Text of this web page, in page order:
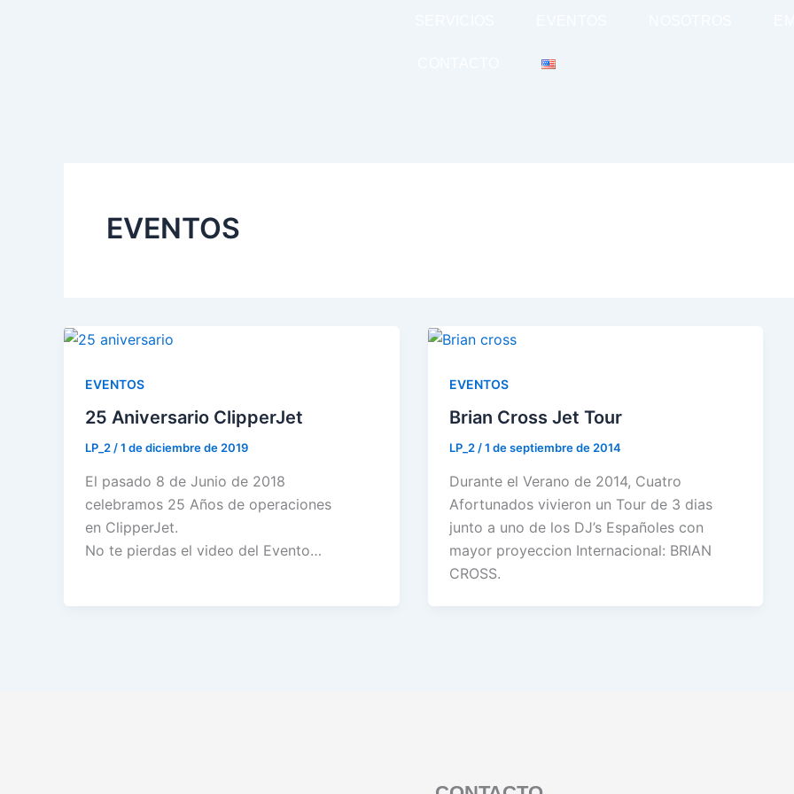
EVENTOS
EVENTOS
25 Aniversario ClipperJet
LP_2/1 de diciembre de 2019
El pasado 8 de Junio de 2018
celebramos 25 Años de operaciones
en ClipperJet.
No te pierdas el video del Evento…
EVENTOS
Brian Cross Jet Tour
LP_2/1 de septiembre de 2014
Durante el Verano de 2014, Cuatro
Afortunados vivieron un Tour de 3 dias
junto a uno de los DJ’s Españoles con
mayor proyeccion Internacional: BRIAN
CROSS.